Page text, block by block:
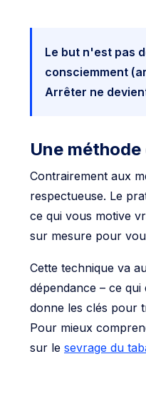
Le but n'est pas
consciemment
Arrêter ne
Une
Contrairement aux
respectueuse. Le
ce qui vous motive
sur mesure pour
Cette technique va
dépendance – ce
donne les clés pour
Pour mieux
sur le sevrage du